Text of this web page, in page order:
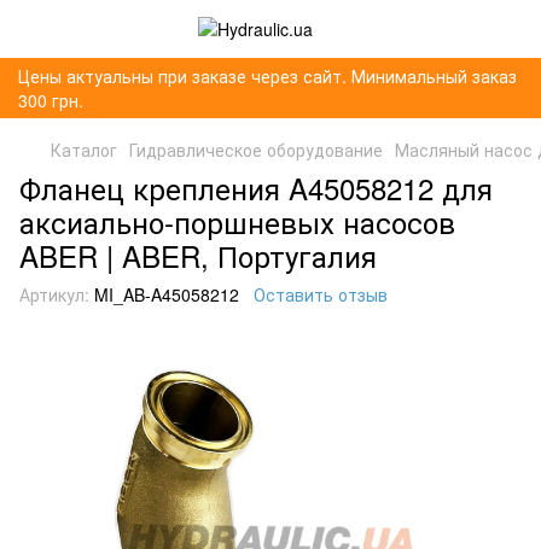
Цены актуальны при заказе через сайт. Минимальный заказ
300 грн.
Каталог Гидравлическое оборудование Масляный насос
Фланец крепления A45058212 для
аксиально-поршневых насосов
ABER | ABER, Португалия
Артикул: MI_AB-A45058212 Оставить отзыв